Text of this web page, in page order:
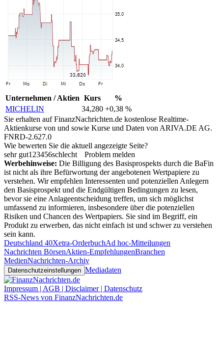
Unternehmen / Aktien Kurs
%
MICHELIN
34,280 +0,38 %
Sie erhalten auf FinanzNachrichten.de kostenlose Realtime-
Aktienkurse von und sowie Kurse und Daten von ARIVA.DE AG.
FNRD-2.627.0
Wie bewerten Sie die aktuell angezeigte Seite?
sehr gut1 23456schlecht
Problem melden
Werbehinweise: Die Billigung des Basisprospekts durch die BaFin
ist nicht als ihre Befürwortung der angebotenen Wertpapiere zu
verstehen. Wir empfehlen Interessenten und potenziellen Anlegern
den Basisprospekt und die Endgültigen Bedingungen zu lesen,
bevor sie eine Anlageentscheidung treffen, um sich möglichst
umfassend zu informieren, insbesondere über die potenziellen
Risiken und Chancen des Wertpapiers. Sie sind im Begriff, ein
Produkt zu erwerben, das nicht einfach ist und schwer zu verstehen
sein kann.
Deutschland 40Xetra-OrderbuchAd hoc-Mitteilungen
Nachrichten BörsenAktien-EmpfehlungenBranchen
MedienNachrichten-Archiv
Datenschutzeinstellungen Mediadaten
Impressum | AGB | Disclaimer | Datenschutz
RSS-News von FinanzNachrichten.de